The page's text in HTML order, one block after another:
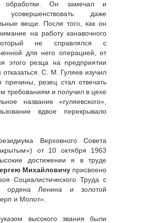
обработки. Он замечал и
усовершенствовать даже
вещи. После того, как он
на работу канавочного
не справлялся с
для него операцией, от
этого резца на предприятии
С. М. Гуляев изучил
причины, резец стал отвечать
требованиям и получил в цехе
название «гуляевского»,
вдвое перекрывало
Верховного Совета
от 10 октября 1963
достижении я в труде
Михайловичу присвоено
Социалистического Труда с
ордена Ленина и золотой
и Молот».
высокого звания были